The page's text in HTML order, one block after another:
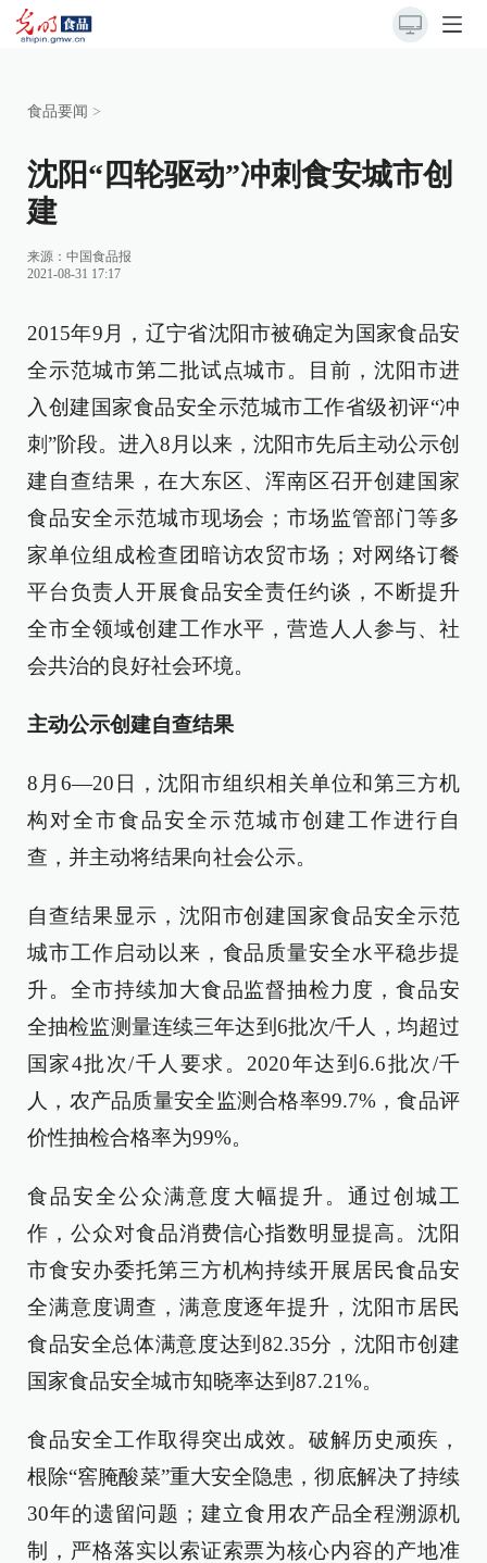
食品要闻 >
沈阳“四轮驱动”冲刺食安城市创
建
来源： 中国食品报
2021-08-31 17:17
2015年9月，辽宁省沈阳市被确定为国家食品安
全示范城市第二批试点城市。目前，沈阳市进
入创建国家食品安全示范城市工作省级初评“冲
刺”阶段。进入8月以来，沈阳市先后主动公示创
建自查结果，在大东区、浑南区召开创建国家
食品安全示范城市现场会；市场监管部门等多
家单位组成检查团暗访农贸市场；对网络订餐
平台负责人开展食品安全责任约谈，不断提升
全市全领域创建工作水平，营造人人参与、社
会共治的良好社会环境。
主动公示创建自查结果
8月6—20日，沈阳市组织相关单位和第三方机
构对全市食品安全示范城市创建工作进行自
查，并主动将结果向社会公示。
自查结果显示，沈阳市创建国家食品安全示范
城市工作启动以来，食品质量安全水平稳步提
升。全市持续加大食品监督抽检力度，食品安
全抽检监测量连续三年达到6批次/千人，均超过
国家4批次/千人要求。2020年达到6.6批次/千
人，农产品质量安全监测合格率99.7%，食品评
价性抽检合格率为99%。
食品安全公众满意度大幅提升。通过创城工
作，公众对食品消费信心指数明显提高。沈阳
市食安办委托第三方机构持续开展居民食品安
全满意度调查，满意度逐年提升，沈阳市居民
食品安全总体满意度达到82.35分，沈阳市创建
国家食品安全城市知晓率达到87.21%。
食品安全工作取得突出成效。破解历史顽疾，
根除“窖腌酸菜”重大安全隐患，彻底解决了持续
30年的遗留问题；建立食用农产品全程溯源机
制，严格落实以索证索票为核心内容的产地准